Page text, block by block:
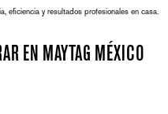
eficiencia y resultados profesionales en casa.
EN MAYTAG MÉXICO